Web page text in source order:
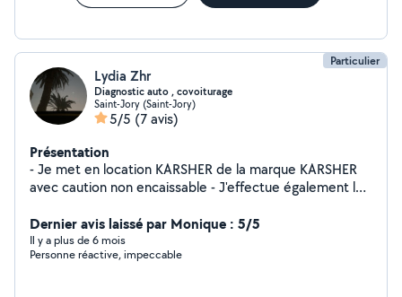
Particulier
Lydia Zhr
Diagnostic auto , covoiturage
Saint-Jory (Saint-Jory)
5/5 (7 avis)
Présentation
- Je met en location KARSHER de la marque KARSHER
avec caution non encaissable - J'effectue également le
Dernier avis laissé par Monique : 5/5
Il y a plus de 6 mois
Personne réactive, impeccable